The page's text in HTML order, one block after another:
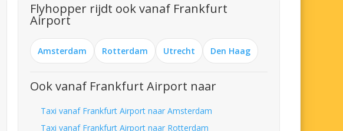
Flyhopper rijdt ook vanaf Frankfurt
Airport
Amsterdam Rotterdam Utrecht Den Haag
Ook vanaf Frankfurt Airport naar
Taxi vanaf Frankfurt Airport naar Amsterdam
Taxi vanaf Frankfurt Airport naar Rotterdam